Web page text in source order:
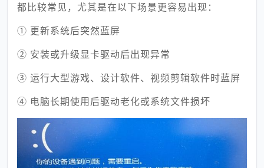
都比较常见，尤其是在以下场景更容易出现：
① 更新系统后突然蓝屏
② 安装或升级显卡驱动后出现异常
③ 运行大型游戏、设计软件、视频剪辑软件时蓝屏
④ 电脑长期使用后驱动老化或系统文件损坏